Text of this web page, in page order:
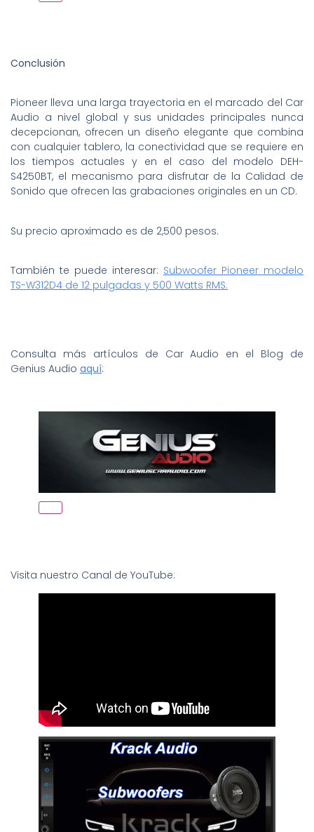
Conclusión
Pioneer lleva una larga trayectoria en el marcado del Car
Audio a nivel global y sus unidades principales nunca
decepcionan, ofrecen un diseño elegante que combina
con cualquier tablero, la conectividad que se requiere en
los tiempos actuales y en el caso del modelo DEH-
S4250BT, el mecanismo para disfrutar de la Calidad de
Sonido que ofrecen las grabaciones originales en un CD.
Su precio aproximado es de 2,500 pesos.
También te puede interesar: Subwoofer Pioneer modelo
TS-W312D4 de 12 pulgadas y 500 Watts RMS.
Consulta más artículos de Car Audio en el Blog de
Genius Audio aquí:
Visita nuestro Canal de YouTube: